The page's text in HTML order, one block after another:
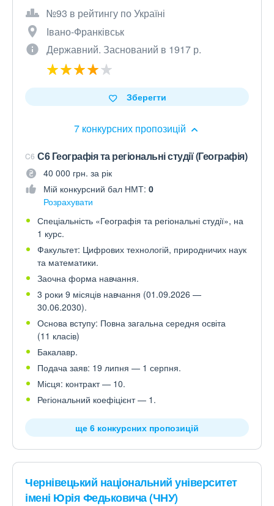
№93 в рейтингу по Україні
Івано-Франківськ
Державний. Заснований в 1917 р.
7 конкурсних пропозицій
Зберегти
C6 С6 Географія та регіональні студії (Географія)
40 000 грн. за рік
Мій конкурсний бал НМТ: 0
Розрахувати
Спеціальність «Географія та регіональні студії», на
1 курс.
Факультет: Цифрових технологій, природничих наук
та математики.
Заочна форма навчання.
3 роки 9 місяців навчання (01.09.2026 —
30.06.2030).
Основа вступу: Повна загальна середня освіта
(11 класів)
Бакалавр.
Подача заяв: 19 липня — 1 серпня.
Місця: контракт — 10.
Регіональний коефіцієнт — 1.
ще 6 конкурсних пропозицій
Чернівецький національний університет
імені Юрія Федьковича (ЧНУ)